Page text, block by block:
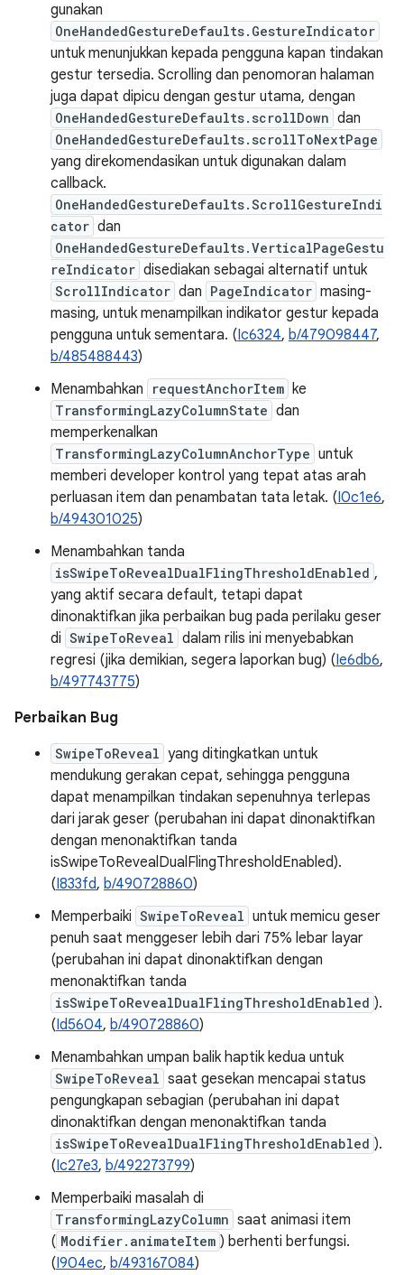
gunakan
OneHandedGestureDefaults.GestureIndicator
untuk menunjukkan kepada pengguna kapan tindakan
gestur tersedia. Scrolling dan penomoran halaman
juga dapat dipicu dengan gestur utama, dengan
OneHandedGestureDefaults.scrollDown dan
OneHandedGestureDefaults.scrollToNextPage
yang direkomendasikan untuk digunakan dalam
callback.
OneHandedGestureDefaults.ScrollGestureIndi
cator dan
OneHandedGestureDefaults.VerticalPageGestu
reIndicator disediakan sebagai alternatif untuk
ScrollIndicator dan PageIndicator masing-
masing, untuk menampilkan indikator gestur kepada
pengguna untuk sementara. (Ic6324, b/479098447,
b/485488443)
Menambahkan
requestAnchorItem ke
TransformingLazyColumnState dan
memperkenalkan
TransformingLazyColumnAnchorType untuk
memberi developer kontrol yang tepat atas arah
perluasan item dan penambatan tata letak. (I0c1e6,
b/494301025)
Menambahkan tanda
isSwipeToRevealDualFlingThresholdEnabled ,
yang aktif secara default, tetapi dapat
dinonaktifkan jika perbaikan bug pada perilaku geser
di SwipeToReveal dalam rilis ini menyebabkan
regresi (jika demikian, segera laporkan bug) (Ie6db6,
b/497743775)
Perbaikan Bug
SwipeToReveal yang ditingkatkan untuk
mendukung gerakan cepat, sehingga pengguna
dapat menampilkan tindakan sepenuhnya terlepas
dari jarak geser (perubahan ini dapat dinonaktifkan
dengan menonaktifkan tanda
isSwipeToRevealDualFlingThresholdEnabled).
(I833fd, b/490728860)
Memperbaiki SwipeToReveal untuk memicu geser
penuh saat menggeser lebih dari 75% lebar layar
(perubahan ini dapat dinonaktifkan dengan
menonaktifkan tanda
isSwipeToRevealDualFlingThresholdEnabled ).
(Id5604, b/490728860)
Menambahkan umpan balik haptik kedua untuk
SwipeToReveal saat gesekan mencapai status
pengungkapan sebagian (perubahan ini dapat
dinonaktifkan dengan menonaktifkan tanda
isSwipeToRevealDualFlingThresholdEnabled ).
(Ic27e3, b/492273799)
Memperbaiki masalah di
TransformingLazyColumn saat animasi item
( Modifier.animateItem ) berhenti berfungsi.
(I904ec, b/493167084)